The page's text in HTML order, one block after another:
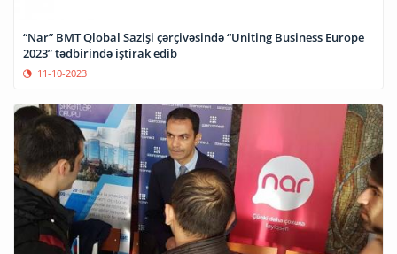
“Nar” BMT Qlobal Sazişi çərçivəsində “Uniting Business Europe
2023” tədbirində iştirak edib
11-10-2023